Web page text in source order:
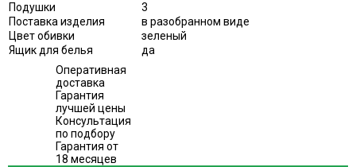
Подушки
3
Поставка изделия
в разобранном виде
Цвет обивки
зеленый
Ящик для белья
да
Оперативная
доставка
Гарантия
лучшей цены
Консультация
по подбору
Гарантия от
18 месяцев